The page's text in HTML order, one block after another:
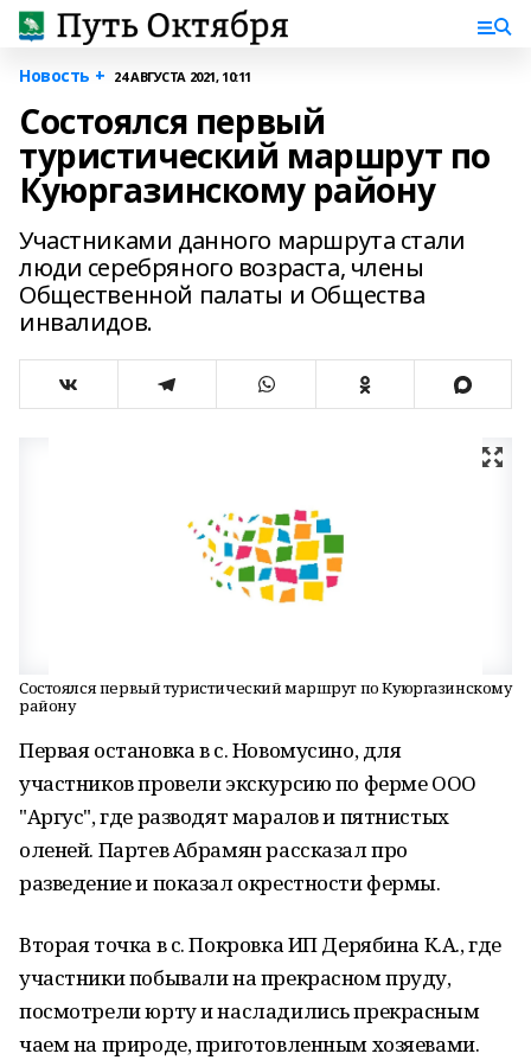
Новость + 24 АВГУСТА 2021, 10:11
Состоялся первый
туристический маршрут по
Куюргазинскому району
Участниками данного маршрута стали
люди серебряного возраста, члены
Общественной палаты и Общества
инвалидов.
Состоялся первый туристический маршрут по Куюргазинскому
району
Первая остановка в с. Новомусино, для
участников провели экскурсию по ферме ООО
"Аргус", где разводят маралов и пятнистых
оленей. Партев Абрамян рассказал про
разведение и показал окрестности фермы.
Вторая точка в с. Покровка ИП Дерябина К.А., где
участники побывали на прекрасном пруду,
посмотрели юрту и насладились прекрасным
чаем на природе, приготовленным хозяевами.